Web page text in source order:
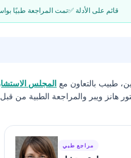
🩺 تمت المراجعة طبيًا ✅ قائم على الأدلة
طبيب بالتعاون مع المجلس
هانز ويبر والمراجعة الطبية من
مراجع طبي